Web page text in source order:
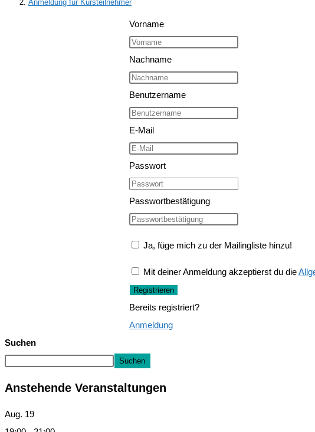
Anmeldung für Kursteilnehmer
Vorname
Nachname
Benutzername
E-Mail
Passwort
Passwortbestätigung
Ja, füge mich zu der Mailingliste hinzu!
Mit deiner Anmeldung akzeptierst du die
Registrieren
Bereits registriert?
Anmeldung
Suchen
Suchen
Anstehende Veranstaltungen
Aug. 19